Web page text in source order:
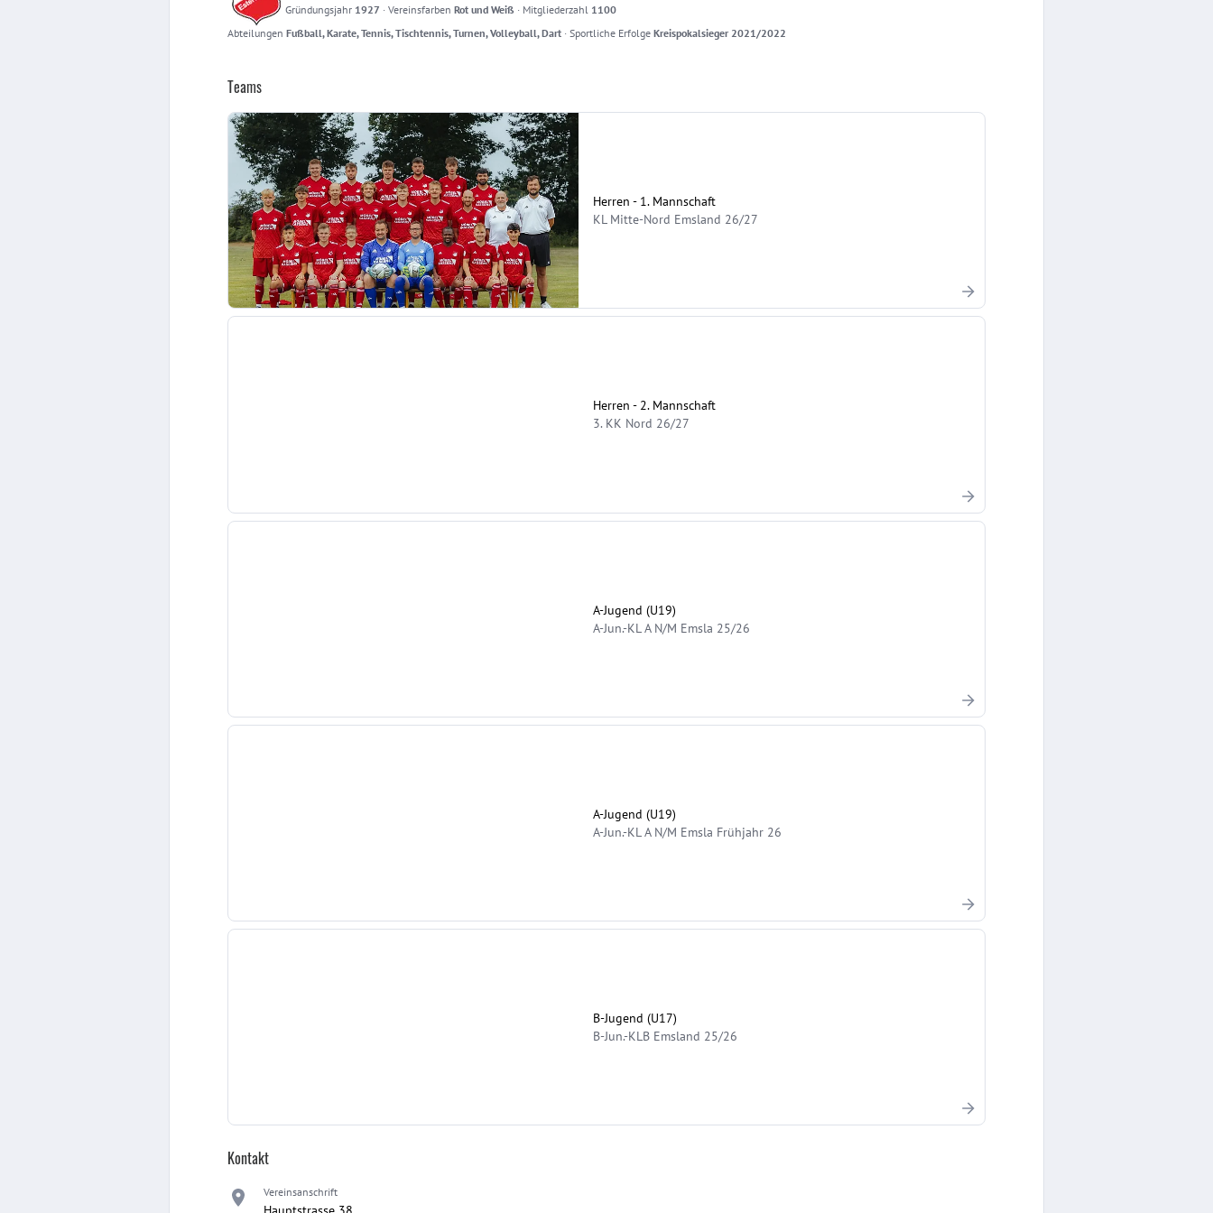
Gründungsjahr 1927 · Vereinsfarben Rot und Weiß · Mitgliederzahl 1100
Abteilungen Fußball, Karate, Tennis, Tischtennis, Turnen, Volleyball, Dart · Sportliche Erfolge Kreispokalsieger 2021/2022
Teams
Herren - 1. Mannschaft
KL Mitte-Nord Emsland 26/27
Herren - 2. Mannschaft
3. KK Nord 26/27
A-Jugend (U19)
A-Jun.-KL A N/M Emsla 25/26
A-Jugend (U19)
A-Jun.-KL A N/M Emsla Frühjahr 26
B-Jugend (U17)
B-Jun.-KLB Emsland 25/26
Kontakt
Vereinsanschrift